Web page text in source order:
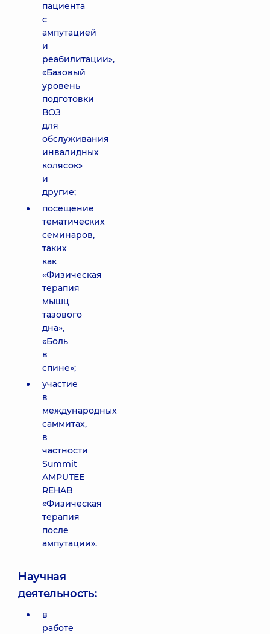
пациента
с
ампутацией
и
реабилитации»,
«Базовый
уровень
подготовки
ВОЗ
для
обслуживания
инвалидных
колясок»
и
другие;
посещение
тематических
семинаров,
таких
как
«Физическая
терапия
мышц
тазового
дна»,
«Боль
в
спине»;
участие
в
международных
саммитах,
в
частности
Summit
AMPUTEE
REHAB
«Физическая
терапия
после
ампутации».
Научная
деятельность:
в
работе